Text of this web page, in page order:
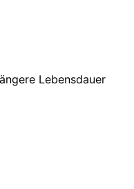
Lebensdauer